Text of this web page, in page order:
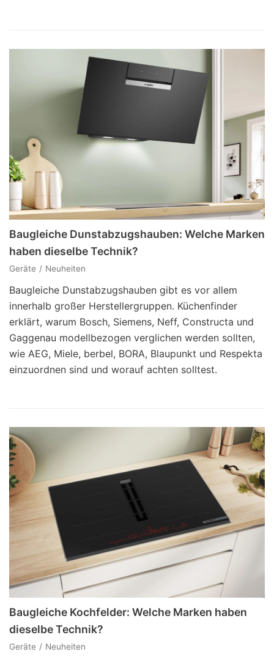
Baugleiche Dunstabzugshauben: Welche Marken
haben dieselbe Technik?
Geräte Neuheiten
Baugleiche Dunstabzugshauben gibt es vor allem
innerhalb großer Herstellergruppen. Küchenfinder
erklärt, warum Bosch, Siemens, Neff, Constructa und
Gaggenau modellbezogen verglichen werden sollten,
wie AEG, Miele, berbel, BORA, Blaupunkt und Respekta
einzuordnen sind und worauf achten solltest.
Baugleiche Kochfelder: Welche Marken haben
dieselbe Technik?
Geräte Neuheiten